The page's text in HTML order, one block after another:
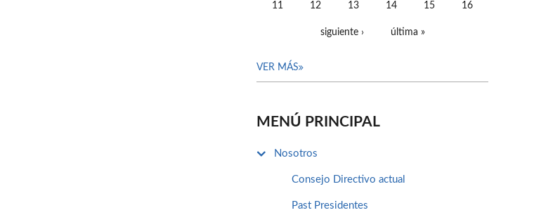
11 12 13 14 15 16
siguiente › última »
VER MÁS
MENÚ PRINCIPAL
Nosotros
Consejo Directivo actual
Past Presidentes